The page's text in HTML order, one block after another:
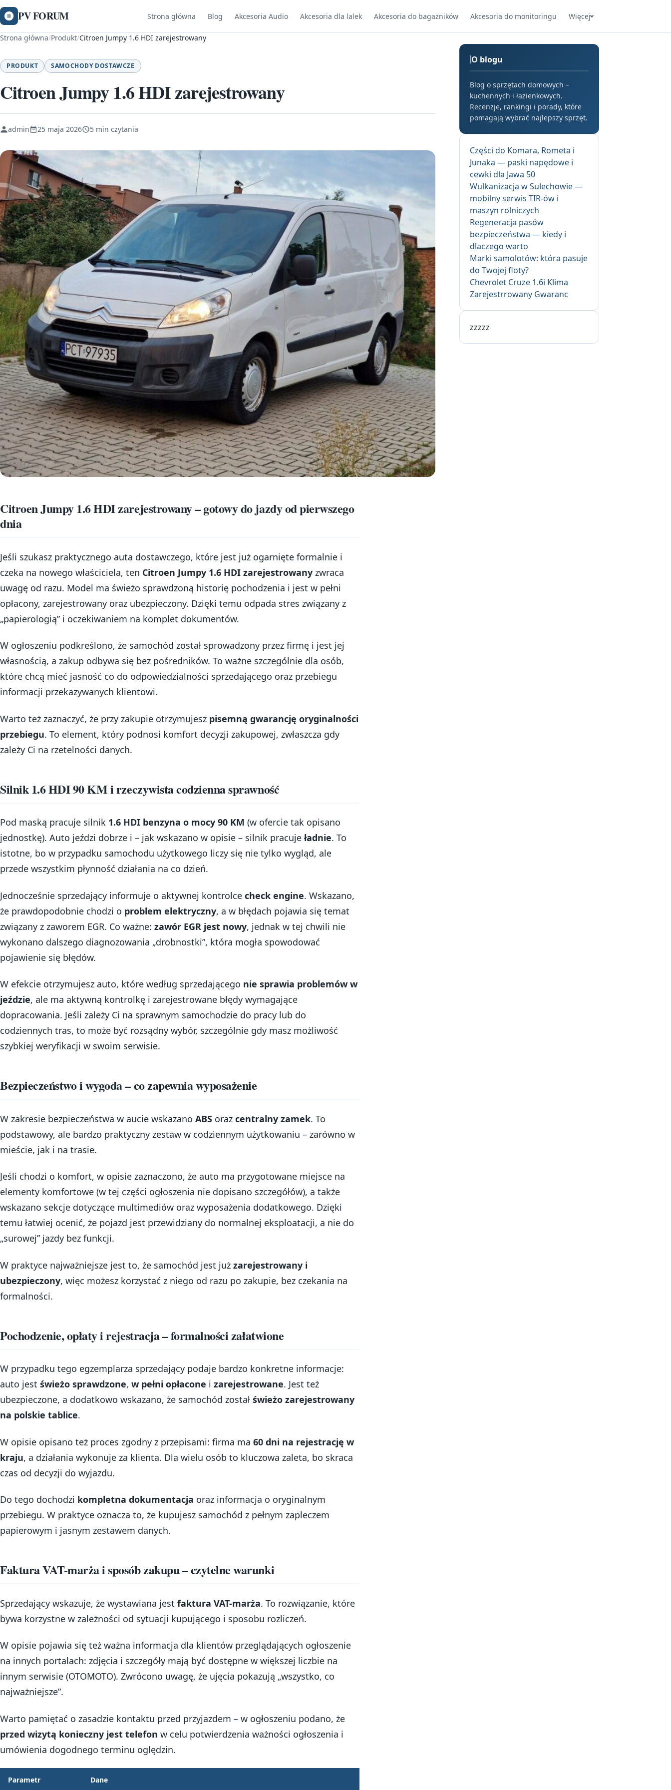
PV FORUM Strona główna Blog Akcesoria Audio Akcesoria dla lalek Akcesoria do bagażników Akcesoria do monitoringu Więcej
Strona główna/Produkt/Citroen Jumpy 1.6 HDI zarejestrowany
PRODUKT SAMOCHODY DOSTAWCZE
Citroen Jumpy 1.6 HDI zarejestrowany
admin 25 maja 2026 5 min czytania
Citroen Jumpy 1.6 HDI zarejestrowany – gotowy do jazdy od pierwszego
dnia
Jeśli szukasz praktycznego auta dostawczego, które jest już ogarnięte formalnie i
czeka na nowego właściciela, ten Citroen Jumpy 1.6 HDI zarejestrowany zwraca
uwagę od razu. Model ma świeżo sprawdzoną historię pochodzenia i jest w pełni
opłacony, zarejestrowany oraz ubezpieczony. Dzięki temu odpada stres związany z
„papierologią” i oczekiwaniem na komplet dokumentów.
W ogłoszeniu podkreślono, że samochód został sprowadzony przez firmę i jest jej
własnością, a zakup odbywa się bez pośredników. To ważne szczególnie dla osób,
które chcą mieć jasność co do odpowiedzialności sprzedającego oraz przebiegu
informacji przekazywanych klientowi.
Warto też zaznaczyć, że przy zakupie otrzymujesz pisemną gwarancję oryginalności
przebiegu. To element, który podnosi komfort decyzji zakupowej, zwłaszcza gdy
zależy Ci na rzetelności danych.
Silnik 1.6 HDI 90 KM i rzeczywista codzienna sprawność
Pod maską pracuje silnik 1.6 HDI benzyna o mocy 90 KM (w ofercie tak opisano
jednostkę). Auto jeździ dobrze i – jak wskazano w opisie – silnik pracuje ładnie. To
istotne, bo w przypadku samochodu użytkowego liczy się nie tylko wygląd, ale
przede wszystkim płynność działania na co dzień.
Jednocześnie sprzedający informuje o aktywnej kontrolce check engine. Wskazano,
że prawdopodobnie chodzi o problem elektryczny, a w błędach pojawia się temat
związany z zaworem EGR. Co ważne: zawór EGR jest nowy, jednak w tej chwili nie
wykonano dalszego diagnozowania „drobnostki”, która mogła spowodować
pojawienie się błędów.
W efekcie otrzymujesz auto, które według sprzedającego nie sprawia problemów w
jeździe, ale ma aktywną kontrolkę i zarejestrowane błędy wymagające
dopracowania. Jeśli zależy Ci na sprawnym samochodzie do pracy lub do
codziennych tras, to może być rozsądny wybór, szczególnie gdy masz możliwość
szybkiej weryfikacji w swoim serwisie.
Bezpieczeństwo i wygoda – co zapewnia wyposażenie
W zakresie bezpieczeństwa w aucie wskazano ABS oraz centralny zamek. To
podstawowy, ale bardzo praktyczny zestaw w codziennym użytkowaniu – zarówno w
mieście, jak i na trasie.
Jeśli chodzi o komfort, w opisie zaznaczono, że auto ma przygotowane miejsce na
elementy komfortowe (w tej części ogłoszenia nie dopisano szczegółów), a także
wskazano sekcje dotyczące multimediów oraz wyposażenia dodatkowego. Dzięki
temu łatwiej ocenić, że pojazd jest przewidziany do normalnej eksploatacji, a nie do
„surowej” jazdy bez funkcji.
W praktyce najważniejsze jest to, że samochód jest już zarejestrowany i
ubezpieczony, więc możesz korzystać z niego od razu po zakupie, bez czekania na
formalności.
Pochodzenie, opłaty i rejestracja – formalności załatwione
W przypadku tego egzemplarza sprzedający podaje bardzo konkretne informacje:
auto jest świeżo sprawdzone, w pełni opłacone i zarejestrowane. Jest też
ubezpieczone, a dodatkowo wskazano, że samochód został świeżo zarejestrowany
na polskie tablice.
W opisie opisano też proces zgodny z przepisami: firma ma 60 dni na rejestrację w
kraju, a działania wykonuje za klienta. Dla wielu osób to kluczowa zaleta, bo skraca
czas od decyzji do wyjazdu.
Do tego dochodzi kompletna dokumentacja oraz informacja o oryginalnym
przebiegu. W praktyce oznacza to, że kupujesz samochód z pełnym zapleczem
papierowym i jasnym zestawem danych.
Faktura VAT-marża i sposób zakupu – czytelne warunki
Sprzedający wskazuje, że wystawiana jest faktura VAT-marża. To rozwiązanie, które
bywa korzystne w zależności od sytuacji kupującego i sposobu rozliczeń.
W opisie pojawia się też ważna informacja dla klientów przeglądających ogłoszenie
na innych portalach: zdjęcia i szczegóły mają być dostępne w większej liczbie na
innym serwisie (OTOMOTO). Zwrócono uwagę, że ujęcia pokazują „wszystko, co
najważniejsze”.
Warto pamiętać o zasadzie kontaktu przed przyjazdem – w ogłoszeniu podano, że
przed wizytą konieczny jest telefon w celu potwierdzenia ważności ogłoszenia i
umówienia dogodnego terminu oględzin.
Parametr Dane
O blogu
Blog o sprzętach domowych –
kuchennych i łazienkowych.
Recenzje, rankingi i porady, które
pomagają wybrać najlepszy sprzęt.
Części do Komara, Rometa i
Junaka — paski napędowe i
cewki dla Jawa 50
Wulkanizacja w Sulechowie —
mobilny serwis TIR-ów i
maszyn rolniczych
Regeneracja pasów
bezpieczeństwa — kiedy i
dlaczego warto
Marki samolotów: która pasuje
do Twojej floty?
Chevrolet Cruze 1.6i Klima
Zarejestrrowany Gwaranc
zzzzz